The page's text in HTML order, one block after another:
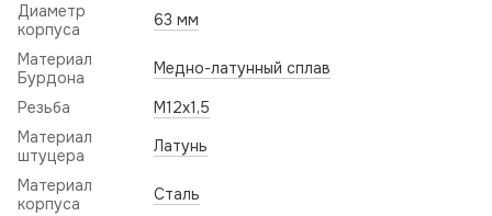
Диаметр
корпуса
63 мм
Материал
Бурдона
Медно-латунный сплав
Резьба
M12x1,5
Материал
штуцера
Латунь
Материал
корпуса
Сталь